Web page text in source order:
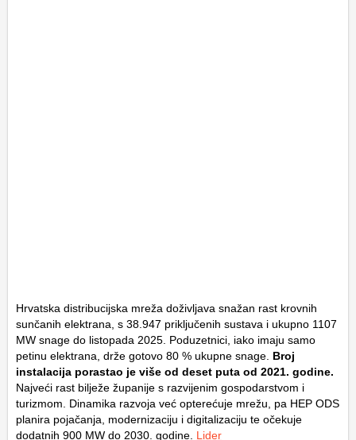
Hrvatska distribucijska mreža doživljava snažan rast krovnih
sunčanih elektrana, s 38.947 priključenih sustava i ukupno 1107
MW snage do listopada 2025. Poduzetnici, iako imaju samo
petinu elektrana, drže gotovo 80 % ukupne snage. Broj
instalacija porastao je više od deset puta od 2021. godine.
Najveći rast bilježe županije s razvijenim gospodarstvom i
turizmom. Dinamika razvoja već opterećuje mrežu, pa HEP ODS
planira pojačanja, modernizaciju i digitalizaciju te očekuje
dodatnih 900 MW do 2030. godine. Lider